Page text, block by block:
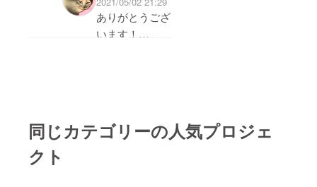
きたいと思いま
す！
ました
今はどちらも旅立ち、
協力させていただきま
ありがとうござ
います！
かに大変なこと
同じカテゴリーの人気プロジェ
クト